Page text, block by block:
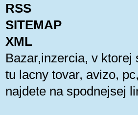
RSS
SITEMAP
XML
Bazar,inzercia, v ktorej
tu lacny tovar, avizo,
najdete na spodnejsej